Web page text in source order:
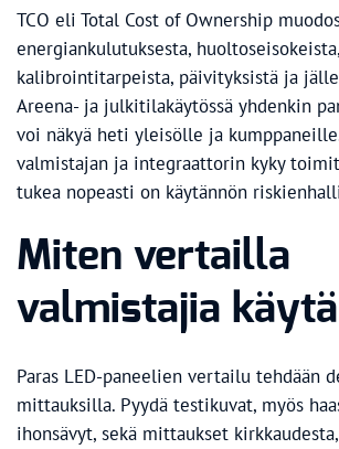
TCO eli Total Cost of Ownership
energiankulutuksesta, huoltoseisokeista,
kalibrointitarpeista, päivityksistä ja
Areena- ja julkitilakäytössä yhdenkin
voi näkyä heti yleisölle ja
valmistajan ja integraattorin kyky
tukea nopeasti on käytännön
Miten vertailla
valmistajia
Paras LED-paneelien vertailu tehdään
mittauksilla. Pyydä testikuvat, myös
ihonsävyt, sekä mittaukset